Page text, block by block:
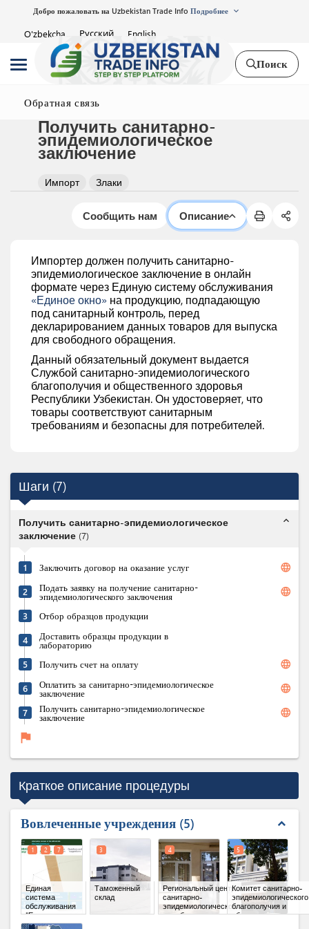
Добро пожаловать на Uzbekistan Trade Info Подробнее
O'zbekcha Русский English
Поиск
Обратная связь
Получить санитарно-
эпидемиологическое
заключение
Импорт Злаки
Сообщить нам Описание
Импортер должен получить санитарно-
эпидемиологическое заключение в онлайн
формате через Единую систему обслуживания
«Единое окно» на продукцию, подпадающую
под санитарный контроль, перед
декларированием данных товаров для выпуска
для свободного обращения.
Данный обязательный документ выдается
Службой санитарно-эпидемиологического
благополучия и общественного здоровья
Республики Узбекистан. Он удостоверяет, что
товары соответствуют санитарным
требованиям и безопасны для потребителей.
Шаги (7)
Получить санитарно-эпидемиологическое
заключение (7)
expand_less
1 Заключить договор на оказание услуг language
2 Подать заявку на получение санитарно-
эпидемиологического заключения language
3 Отбор образцов продукции
4 Доставить образцы продукции в
лабораторию
5
Получить счет на оплату language
6 Оплатить за санитарно-эпидемиологическое
заключение language
7 Получить санитарно-эпидемиологическое
заключение language
flag
Краткое описание процедуры
Вовлеченные учреждения 5 expand_less
Единая
система
обслуживания
"Единое
окно"(x 3)
1 2 7
Таможенный
склад
3
Региональный центр
санитарно-
эпидемиологической
службы
4
Комитет санитарно-
эпидемиологического
благополучия и
общественного
5